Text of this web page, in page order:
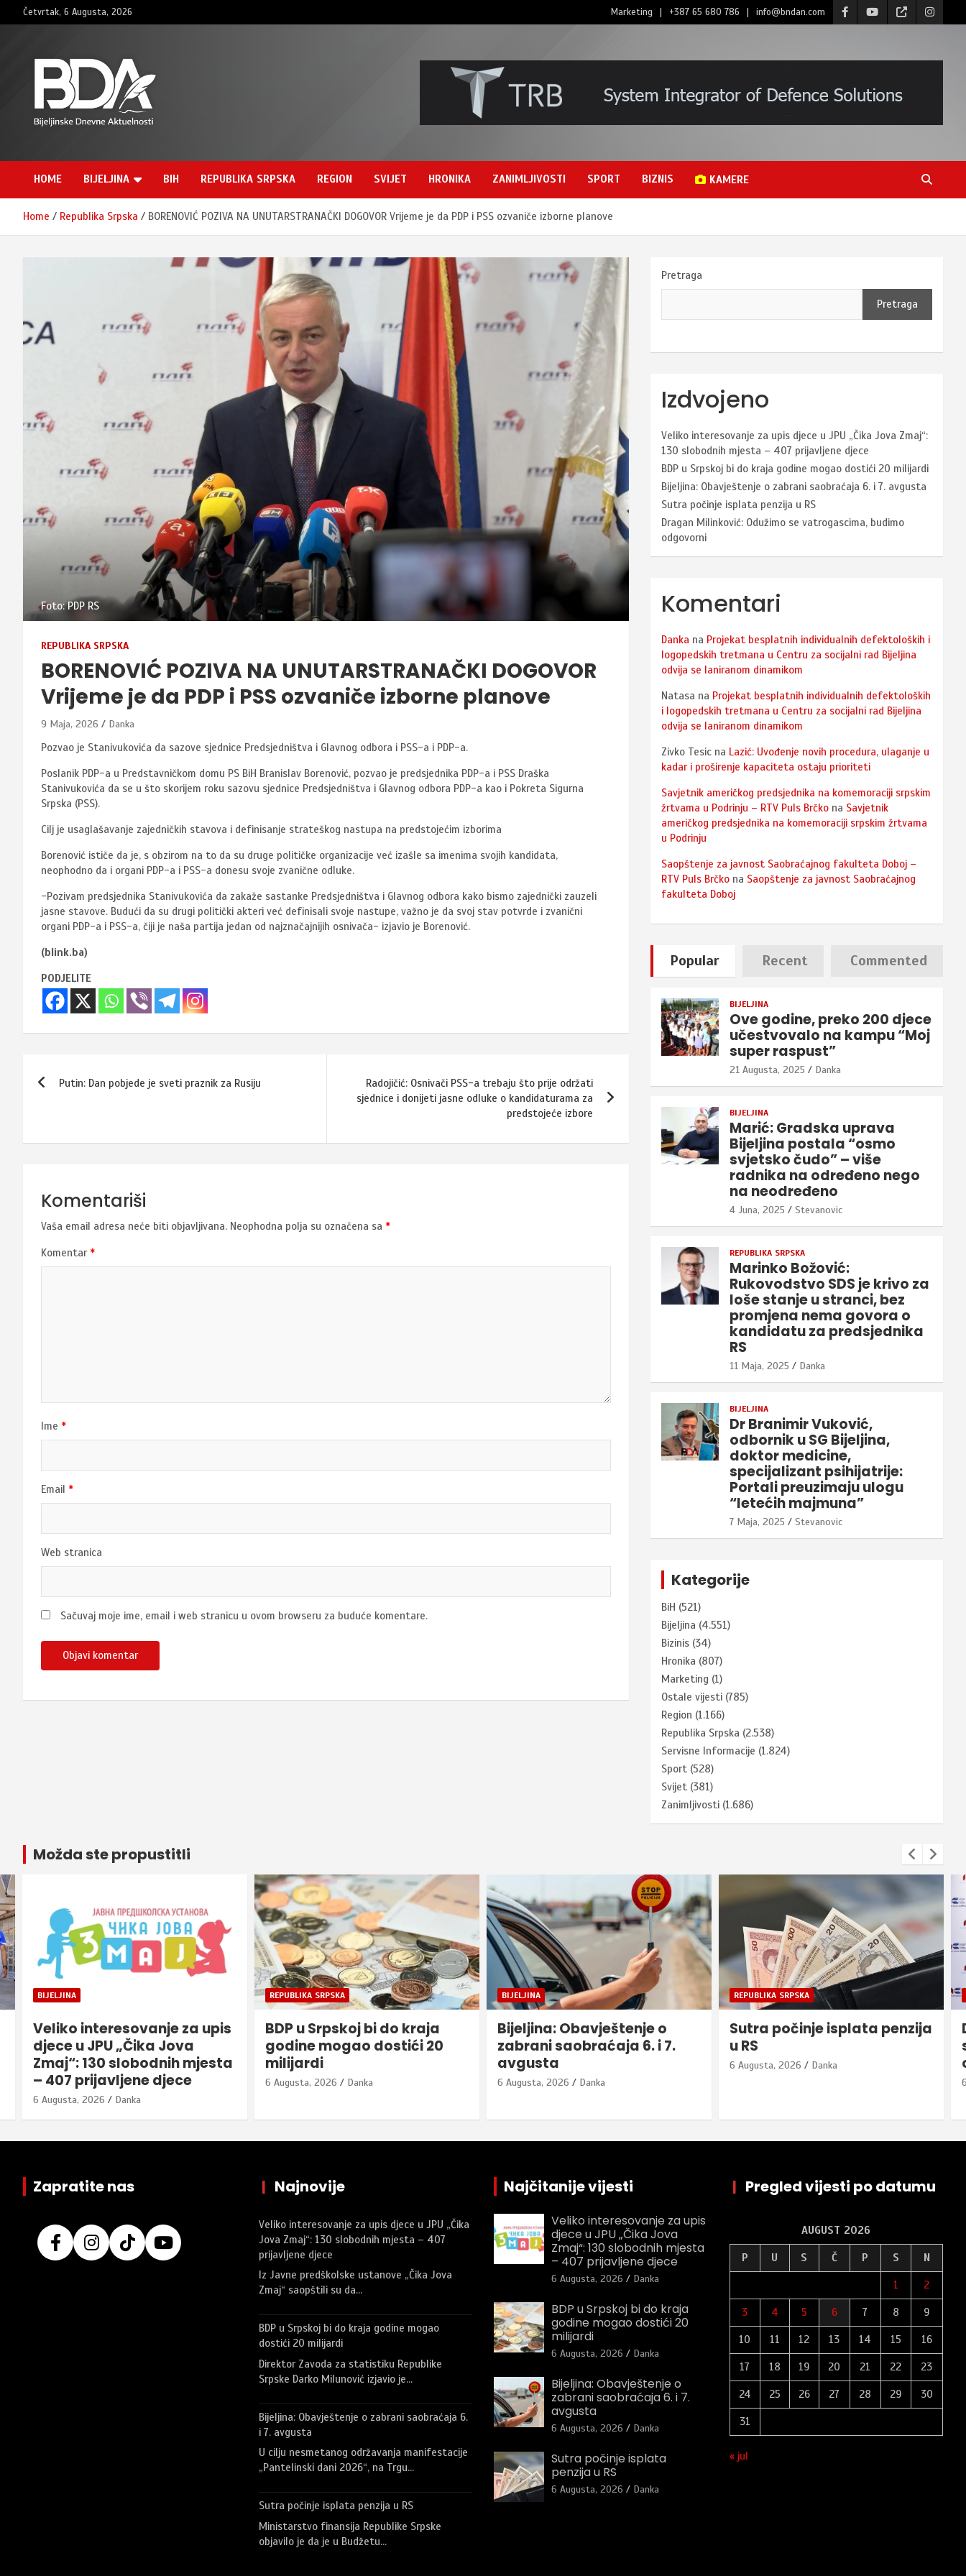
to
Četvrtak, 6 Augusta, 2026 Marketing +387 65 680 786 info@bndan.com
BNDAN.com
HOME BIJELJINA BIH REPUBLIKA SRPSKA REGION SVIJET HRONIKA ZANIMLJIVOSTI SPORT BIZNIS KAMERE
Home Republika Srpska BORENOVIĆ POZIVA NA UNUTARSTRANAČKI DOGOVOR Vrijeme je da PDP i PSS ozvaniče izborne planove
Foto: PDP RS
REPUBLIKA SRPSKA
BORENOVIĆ POZIVA NA UNUTARSTRANAČKI DOGOVOR
Vrijeme je da PDP i PSS ozvaniče izborne planove
9 Maja, 2026 Danka
Pozvao je Stanivukovića da sazove sjednice Predsjedništva i Glavnog odbora i PSS-a i PDP-a.
Poslanik PDP-a u Predstavničkom domu PS BiH Branislav Borenović, pozvao je predsjednika PDP-a i PSS Draška
Stanivukovića da se u što skorijem roku sazovu sjednice Predsjedništva i Glavnog odbora PDP-a kao i Pokreta Sigurna
Srpska (PSS).
Cilj je usaglašavanje zajedničkih stavova i definisanje strateškog nastupa na predstojećim izborima
Borenović ističe da je, s obzirom na to da su druge političke organizacije već izašle sa imenima svojih kandidata,
neophodno da i organi PDP-a i PSS-a donesu svoje zvanične odluke.
-Pozivam predsjednika Stanivukovića da zakaže sastanke Predsjedništva i Glavnog odbora kako bismo zajednički zauzeli
jasne stavove. Budući da su drugi politički akteri već definisali svoje nastupe, važno je da svoj stav potvrde i zvanični
organi PDP-a i PSS-a, čiji je naša partija jedan od najznačajnijih osnivača- izjavio je Borenović.
(blink.ba)
PODJELITE
Navigacija
članaka
Putin: Dan pobjede je sveti praznik za Rusiju
Radojičić: Osnivači PSS-a trebaju što prije održati
sjednice i donijeti jasne odluke o kandidaturama za
predstojeće izbore
Komentariši
Vaša email adresa neće biti objavljivana. Neophodna polja su označena sa *
Komentar *
Ime *
Email *
Web stranica
Sačuvaj moje ime, email i web stranicu u ovom browseru za buduće komentare.
Pretraga
Pretraga
Izdvojeno
Veliko interesovanje za upis djece u JPU „Čika Jova Zmaj“:
130 slobodnih mjesta – 407 prijavljene djece
BDP u Srpskoj bi do kraja godine mogao dostići 20 milijardi
Bijeljina: Obavještenje o zabrani saobraćaja 6. i 7. avgusta
Sutra počinje isplata penzija u RS
Dragan Milinković: Odužimo se vatrogascima, budimo
odgovorni
Komentari
Danka na Projekat besplatnih individualnih defektoloških i
logopedskih tretmana u Centru za socijalni rad Bijeljina
odvija se laniranom dinamikom
Natasa na Projekat besplatnih individualnih defektoloških
i logopedskih tretmana u Centru za socijalni rad Bijeljina
odvija se laniranom dinamikom
Zivko Tesic na Lazić: Uvođenje novih procedura, ulaganje u
kadar i proširenje kapaciteta ostaju prioriteti
Savjetnik američkog predsjednika na komemoraciji srpskim
žrtvama u Podrinju – RTV Puls Brčko na Savjetnik
američkog predsjednika na komemoraciji srpskim žrtvama
u Podrinju
Saopštenje za javnost Saobraćajnog fakulteta Doboj –
RTV Puls Brčko na Saopštenje za javnost Saobraćajnog
fakulteta Doboj
Popular Recent Commented
BIJELJINA
Ove godine, preko 200 djece
učestvovalo na kampu “Moj
super raspust”
21 Augusta, 2025 Danka
BIJELJINA
Marić: Gradska uprava
Bijeljina postala “osmo
svjetsko čudo” – više
radnika na određeno nego
na neodređeno
4 Juna, 2025 Stevanovic
REPUBLIKA SRPSKA
Marinko Božović:
Rukovodstvo SDS je krivo za
loše stanje u stranci, bez
promjena nema govora o
kandidatu za predsjednika
RS
11 Maja, 2025 Danka
BIJELJINA
Dr Branimir Vuković,
odbornik u SG Bijeljina,
doktor medicine,
specijalizant psihijatrije:
Portali preuzimaju ulogu
“letećih majmuna”
7 Maja, 2025 Stevanovic
Kategorije
BiH (521)
Bijeljina (4.551)
Bizinis (34)
Hronika (807)
Marketing (1)
Ostale vijesti (785)
Region (1.166)
Republika Srpska (2.538)
Servisne Informacije (1.824)
Sport (528)
Svijet (381)
Zanimljivosti (1.686)
Možda ste propustitli
REPUBLIKA SRPSKA
BDP u Srpskoj bi do kraja
godine mogao dostići 20
milijardi
6 Augusta, 2026 Danka
BIJELJINA
Bijeljina: Obavještenje o
zabrani saobraćaja 6. i 7.
avgusta
6 Augusta, 2026 Danka
REPUBLIKA SRPSKA
Sutra počinje isplata penzija
u RS
6 Augusta, 2026
BIJELJINA
Dragan Milinković: Odužimo
se vatrogascima, budimo
odgovorni
Zapratite nas | Najnovije
Veliko interesovanje za upis djece u JPU „Čika
Jova Zmaj“: 130 slobodnih mjesta – 407
prijavljene djece
Iz Javne predškolske ustanove „Čika Jova
Zmaj“ saopštili su da…
BDP u Srpskoj bi do kraja godine mogao
dostići 20 milijardi
Direktor Zavoda za statistiku Republike
Srpske Darko Milunović izjavio je…
Bijeljina: Obavještenje o zabrani saobraćaja 6.
i 7. avgusta
U cilju nesmetanog održavanja manifestacije
„Pantelinski dani 2026“, na Trgu…
Sutra počinje isplata penzija u RS
Ministarstvo finansija Republike Srpske
objavilo je da je u Budžetu…
Najčitanije vijesti
Veliko interesovanje za upis
djece u JPU „Čika Jova
Zmaj“: 130 slobodnih mjesta
– 407 prijavljene djece
6 Augusta, 2026 Danka
BDP u Srpskoj bi do kraja
godine mogao dostići 20
milijardi
6 Augusta, 2026 Danka
Bijeljina: Obavještenje o
zabrani saobraćaja 6. i 7.
avgusta
6 Augusta, 2026 Danka
Sutra počinje isplata
penzija u RS
6 Augusta, 2026 Danka
| Pregled vijesti po datumu
AUGUST 2026
P U S Č P S N
1 2
3 4 5 6 7 8 9
10 11 12 13 14 15 16
17 18 19 20 21 22 23
24 25 26 27 28 29 30
31
« jul